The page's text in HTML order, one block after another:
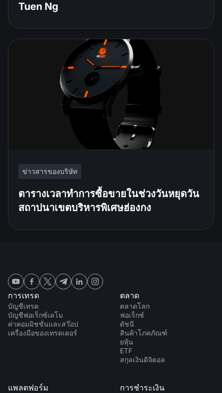
Tuen Ng
ข่าวสารของบริษัท
ตารางเวลาทำการซื้อขายในช่วงวันหยุดวัน
สถาปนาเขตบริหารพิเศษฮ่องกง
การเทรด
บัญชีเทรด
บัญชีฟอเร็กซ์เดโม
ค่าคอมมิชชั่นและสว๊อป
เครื่องมือของเทรดเดอร์
ตลาด
ตลาดโลก
ฟอเร็กซ์
ดัชนี
สินค้าโภคภัณฑ์
ยหุ้น
ETF
สกุลเงินดิจิตอล
แพลตฟอร์ม การชำระเงิน